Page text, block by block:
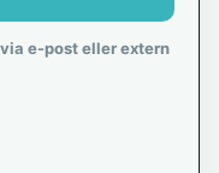
e-post eller extern